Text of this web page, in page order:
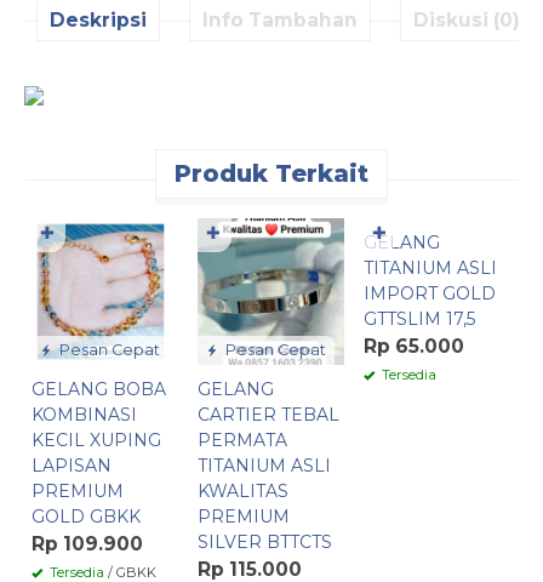
Deskripsi Info Tambahan Diskusi (0)
Produk Terkait
Pesan Cepat
GELANG BOBA
KOMBINASI
KECIL XUPING
LAPISAN
PREMIUM
GOLD GBKK
Rp 109.900
Tersedia / GBKK
✚
Pesan Cepat
GELANG
CARTIER TEBAL
PERMATA
TITANIUM ASLI
KWALITAS
PREMIUM
SILVER BTTCTS
Rp 115.000
✚
GELANG
TITANIUM ASLI
IMPORT GOLD
GTTSLIM 17,5
Rp 65.000
Tersedia
✚